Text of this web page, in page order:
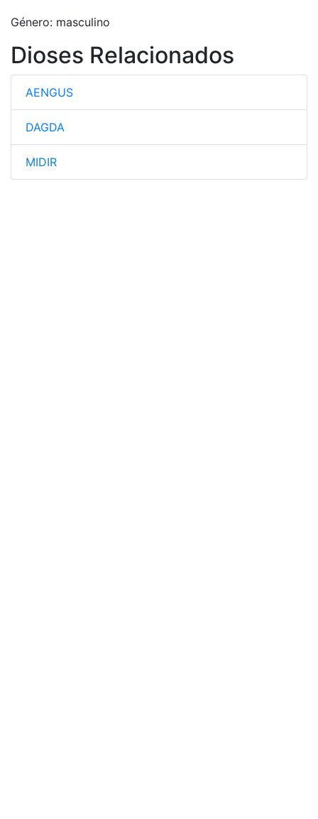
Género: masculino
Dioses Relacionados
AENGUS
DAGDA
MIDIR